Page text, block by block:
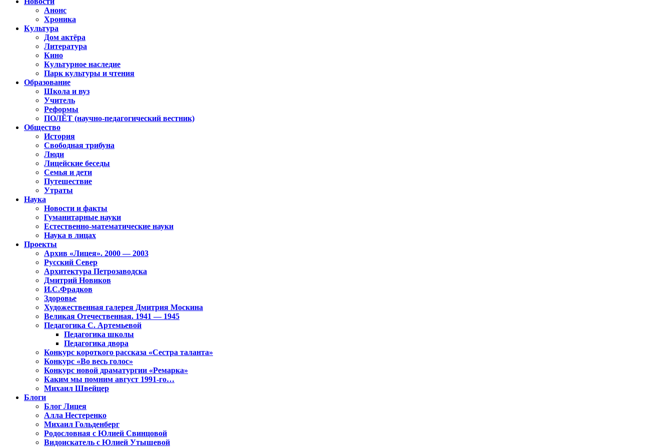
Анонс
Хроника
Культура
Дом актёра
Литература
Кино
Культурное наследие
Парк культуры и чтения
Образование
Школа и вуз
Учитель
Реформы
ПОЛЁТ (научно-педагогический вестник)
Общество
История
Свободная трибуна
Люди
Лицейские беседы
Семья и дети
Путешествие
Утраты
Наука
Новости и факты
Гуманитарные науки
Естественно-математические науки
Наука в лицах
Проекты
Архив «Лицея». 2000 — 2003
Русский Север
Архитектура Петрозаводска
Дмитрий Новиков
И.С.Фрадков
Здоровье
Художественная галерея Дмитрия Москина
Великая Отечественная. 1941 — 1945
Педагогика С. Артемьевой
Педагогика школы
Педагогика двора
Конкурс короткого рассказа «Сестра таланта»
Конкурс «Во весь голос»
Конкурс новой драматургии «Ремарка»
Каким мы помним август 1991-го…
Михаил Швейцер
Блоги
Блог Лицея
Алла Нестеренко
Михаил Гольденберг
Родословная с Юлией Свинцовой
Видоискатель с Юлией Утышевой